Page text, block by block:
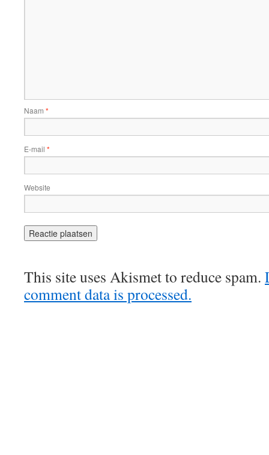
Naam *
E-mail *
Website
This site uses Akismet to reduce spam.
comment data is processed.